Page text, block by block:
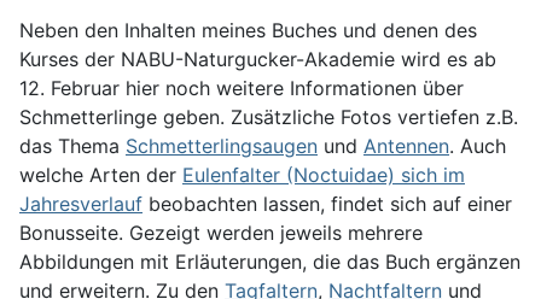
Neben den Inhalten meines Buches und denen des
Kurses der NABU-Naturgucker-Akademie wird es ab
12. Februar hier noch weitere Informationen über
Schmetterlinge geben. Zusätzliche Fotos vertiefen z.B.
das Thema Schmetterlingsaugen und Antennen. Auch
welche Arten der Eulenfalter (Noctuidae) sich im
Jahresverlauf beobachten lassen, findet sich auf einer
Bonusseite. Gezeigt werden jeweils mehrere
Abbildungen mit Erläuterungen, die das Buch ergänzen
und erweitern. Zu den Tagfaltern, Nachtfaltern und